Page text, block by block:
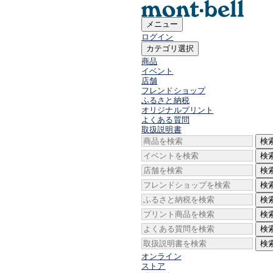
メニュー
ログイン
カテゴリ選択
商品
イベント
店舗
フレンドショップ
ふるさと納税
オリジナルプリント
よくある質問
取扱説明書
検
検
検
検
検
検
検
検
オンライン
ストア